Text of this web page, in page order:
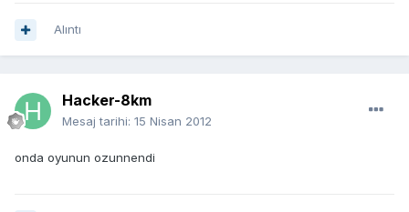
Alıntı
Hacker-8km
Mesaj tarihi: 15 Nisan 2012
onda oyunun ozunnendi